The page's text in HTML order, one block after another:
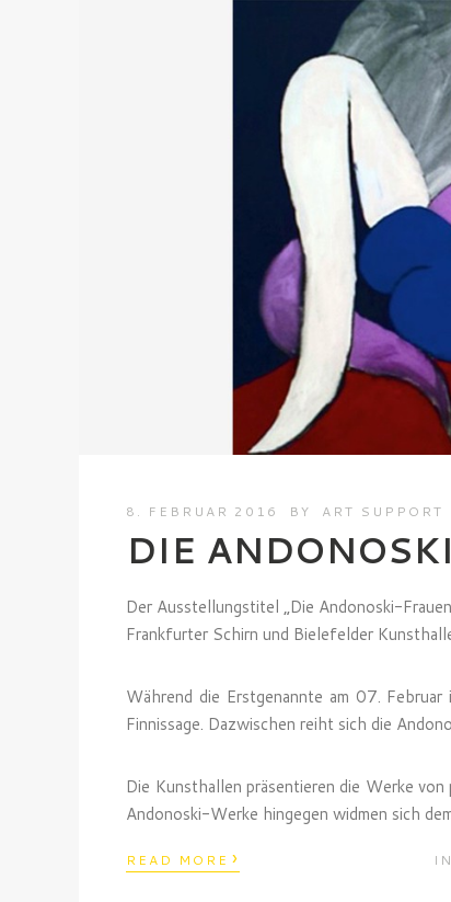
8. FEBRUAR 2016 BY ART SUPPORT
DIE
Der Ausstellungstitel „Die Andonoski-
Frankfurter Schirn und Bielefelder
Während die Erstgenannte am 07.
Finnissage. Dazwischen reiht sich die
Die Kunsthallen präsentieren die Werke
Andonoski-Werke hingegen widmen sich
READ MORE › IN